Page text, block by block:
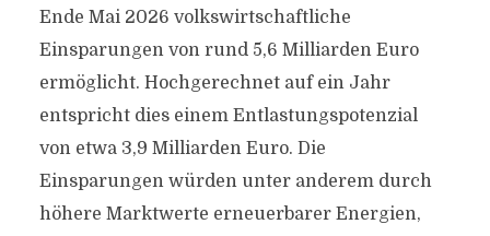
Ende Mai 2026 volkswirtschaftliche
Einsparungen von rund 5,6 Milliarden Euro
ermöglicht. Hochgerechnet auf ein Jahr
entspricht dies einem Entlastungspotenzial
von etwa 3,9 Milliarden Euro. Die
Einsparungen würden unter anderem durch
höhere Marktwerte erneuerbarer Energien,